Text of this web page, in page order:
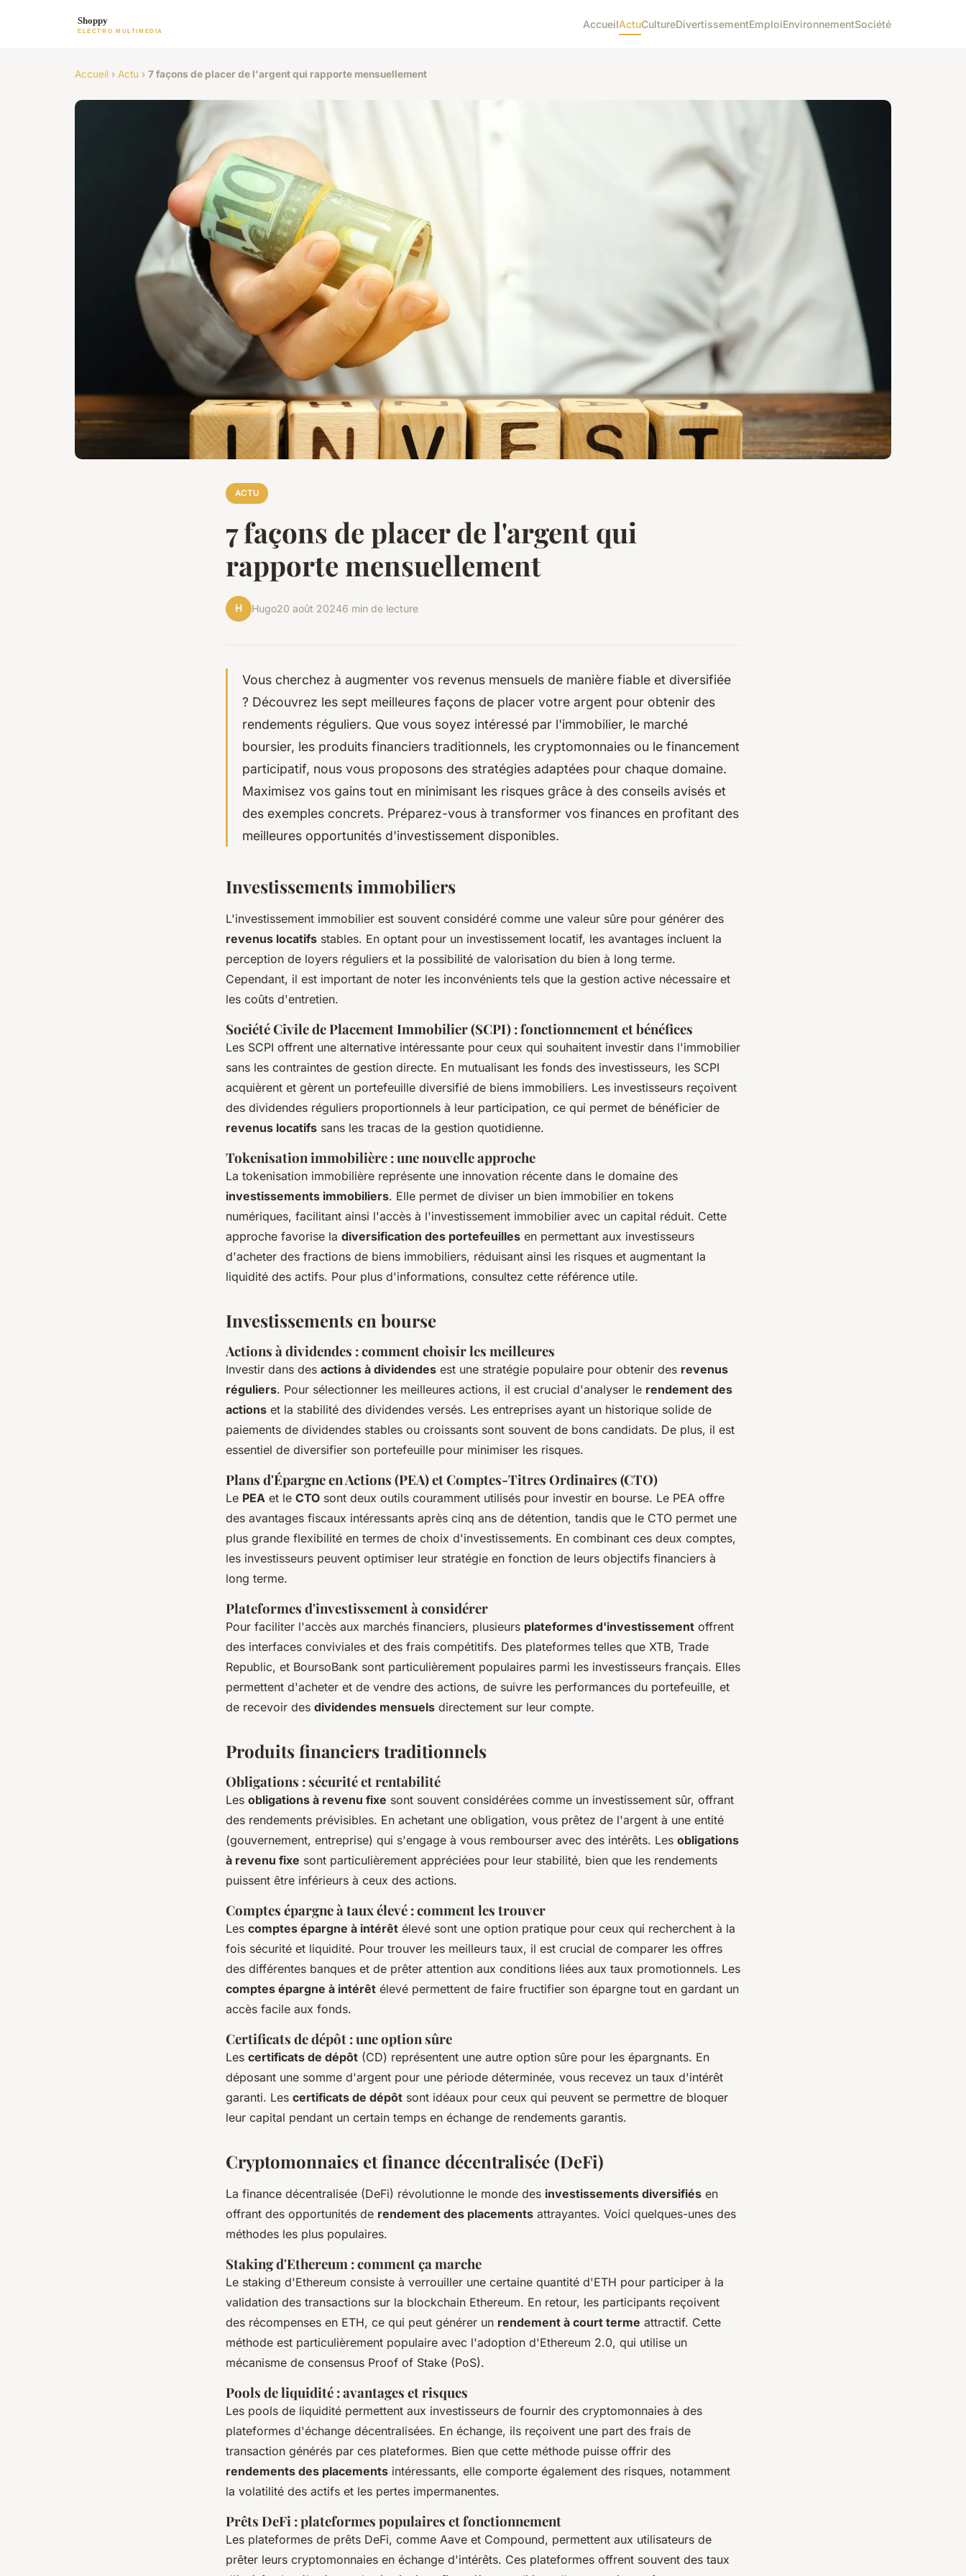
AccueilActuCultureDivertissementEmploiEnvironnementSociété
Accueil › Actu › 7 façons de placer de l'argent qui rapporte mensuellement
ACTU
7 façons de placer de l'argent qui
rapporte mensuellement
H Hugo20 août 20246 min de lecture
Vous cherchez à augmenter vos revenus mensuels de manière fiable et diversifiée
? Découvrez les sept meilleures façons de placer votre argent pour obtenir des
rendements réguliers. Que vous soyez intéressé par l'immobilier, le marché
boursier, les produits financiers traditionnels, les cryptomonnaies ou le financement
participatif, nous vous proposons des stratégies adaptées pour chaque domaine.
Maximisez vos gains tout en minimisant les risques grâce à des conseils avisés et
des exemples concrets. Préparez-vous à transformer vos finances en profitant des
meilleures opportunités d'investissement disponibles.
Investissements immobiliers
L'investissement immobilier est souvent considéré comme une valeur sûre pour générer des
revenus locatifs stables. En optant pour un investissement locatif, les avantages incluent la
perception de loyers réguliers et la possibilité de valorisation du bien à long terme.
Cependant, il est important de noter les inconvénients tels que la gestion active nécessaire et
les coûts d'entretien.
Société Civile de Placement Immobilier (SCPI) : fonctionnement et bénéfices
Les SCPI offrent une alternative intéressante pour ceux qui souhaitent investir dans l'immobilier
sans les contraintes de gestion directe. En mutualisant les fonds des investisseurs, les SCPI
acquièrent et gèrent un portefeuille diversifié de biens immobiliers. Les investisseurs reçoivent
des dividendes réguliers proportionnels à leur participation, ce qui permet de bénéficier de
revenus locatifs sans les tracas de la gestion quotidienne.
Tokenisation immobilière : une nouvelle approche
La tokenisation immobilière représente une innovation récente dans le domaine des
investissements immobiliers. Elle permet de diviser un bien immobilier en tokens
numériques, facilitant ainsi l'accès à l'investissement immobilier avec un capital réduit. Cette
approche favorise la diversification des portefeuilles en permettant aux investisseurs
d'acheter des fractions de biens immobiliers, réduisant ainsi les risques et augmentant la
liquidité des actifs. Pour plus d'informations, consultez cette référence utile.
Investissements en bourse
Actions à dividendes : comment choisir les meilleures
Investir dans des actions à dividendes est une stratégie populaire pour obtenir des revenus
réguliers. Pour sélectionner les meilleures actions, il est crucial d'analyser le rendement des
actions et la stabilité des dividendes versés. Les entreprises ayant un historique solide de
paiements de dividendes stables ou croissants sont souvent de bons candidats. De plus, il est
essentiel de diversifier son portefeuille pour minimiser les risques.
Plans d'Épargne en Actions (PEA) et Comptes-Titres Ordinaires (CTO)
Le PEA et le CTO sont deux outils couramment utilisés pour investir en bourse. Le PEA offre
des avantages fiscaux intéressants après cinq ans de détention, tandis que le CTO permet une
plus grande flexibilité en termes de choix d'investissements. En combinant ces deux comptes,
les investisseurs peuvent optimiser leur stratégie en fonction de leurs objectifs financiers à
long terme.
Plateformes d'investissement à considérer
Pour faciliter l'accès aux marchés financiers, plusieurs plateformes d'investissement offrent
des interfaces conviviales et des frais compétitifs. Des plateformes telles que XTB, Trade
Republic, et BoursoBank sont particulièrement populaires parmi les investisseurs français. Elles
permettent d'acheter et de vendre des actions, de suivre les performances du portefeuille, et
de recevoir des dividendes mensuels directement sur leur compte.
Produits financiers traditionnels
Obligations : sécurité et rentabilité
Les obligations à revenu fixe sont souvent considérées comme un investissement sûr, offrant
des rendements prévisibles. En achetant une obligation, vous prêtez de l'argent à une entité
(gouvernement, entreprise) qui s'engage à vous rembourser avec des intérêts. Les obligations
à revenu fixe sont particulièrement appréciées pour leur stabilité, bien que les rendements
puissent être inférieurs à ceux des actions.
Comptes épargne à taux élevé : comment les trouver
Les comptes épargne à intérêt élevé sont une option pratique pour ceux qui recherchent à la
fois sécurité et liquidité. Pour trouver les meilleurs taux, il est crucial de comparer les offres
des différentes banques et de prêter attention aux conditions liées aux taux promotionnels. Les
comptes épargne à intérêt élevé permettent de faire fructifier son épargne tout en gardant un
accès facile aux fonds.
Certificats de dépôt : une option sûre
Les certificats de dépôt (CD) représentent une autre option sûre pour les épargnants. En
déposant une somme d'argent pour une période déterminée, vous recevez un taux d'intérêt
garanti. Les certificats de dépôt sont idéaux pour ceux qui peuvent se permettre de bloquer
leur capital pendant un certain temps en échange de rendements garantis.
Cryptomonnaies et finance décentralisée (DeFi)
La finance décentralisée (DeFi) révolutionne le monde des investissements diversifiés en
offrant des opportunités de rendement des placements attrayantes. Voici quelques-unes des
méthodes les plus populaires.
Staking d'Ethereum : comment ça marche
Le staking d'Ethereum consiste à verrouiller une certaine quantité d'ETH pour participer à la
validation des transactions sur la blockchain Ethereum. En retour, les participants reçoivent
des récompenses en ETH, ce qui peut générer un rendement à court terme attractif. Cette
méthode est particulièrement populaire avec l'adoption d'Ethereum 2.0, qui utilise un
mécanisme de consensus Proof of Stake (PoS).
Pools de liquidité : avantages et risques
Les pools de liquidité permettent aux investisseurs de fournir des cryptomonnaies à des
plateformes d'échange décentralisées. En échange, ils reçoivent une part des frais de
transaction générés par ces plateformes. Bien que cette méthode puisse offrir des
rendements des placements intéressants, elle comporte également des risques, notamment
la volatilité des actifs et les pertes impermanentes.
Prêts DeFi : plateformes populaires et fonctionnement
Les plateformes de prêts DeFi, comme Aave et Compound, permettent aux utilisateurs de
prêter leurs cryptomonnaies en échange d'intérêts. Ces plateformes offrent souvent des taux